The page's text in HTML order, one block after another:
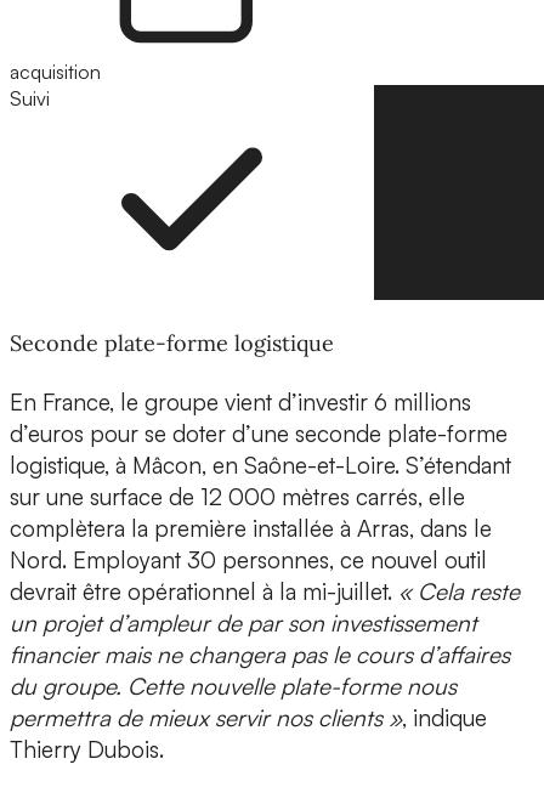
acquisition
Suivi
Seconde plate-forme logistique
En France, le groupe vient d’investir 6 millions
d’euros pour se doter d’une seconde plate-forme
logistique, à Mâcon, en Saône-et-Loire. S’étendant
sur une surface de 12 000 mètres carrés, elle
complètera la première installée à Arras, dans le
Nord. Employant 30 personnes, ce nouvel outil
devrait être opérationnel à la mi-juillet. « Cela reste
un projet d’ampleur de par son investissement
financier mais ne changera pas le cours d’affaires
du groupe. Cette nouvelle plate-forme nous
permettra de mieux servir nos clients », indique
Thierry Dubois.